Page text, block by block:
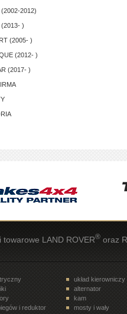
2012)
(2013- )
(2005- )
(2012- )
(2017- )
towarowe LAND ROVER®oraz
układ kierowniczy
alternator
kam
i reduktor
mosty i wały